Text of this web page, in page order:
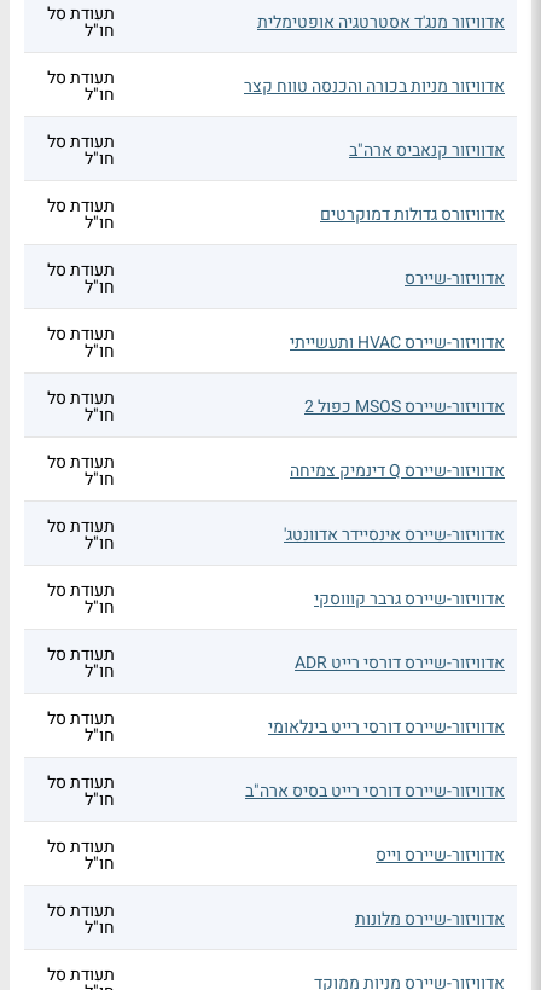
אדוויזור מנג'ד אסטרטגיה אופטימלית תעודת סל
חו"ל
אדוויזור מניות בכורה והכנסה טווח קצר תעודת סל
חו"ל
אדוויזור קנאביס ארה"ב תעודת סל
חו"ל
אדוויזורס גדולות דמוקרטים תעודת סל
חו"ל
אדוויזור-שיירס תעודת סל
חו"ל
אדוויזור-שיירס HVAC ותעשייתי תעודת סל
חו"ל
אדוויזור-שיירס MSOS כפול 2 תעודת סל
חו"ל
אדוויזור-שיירס Q דינמיק צמיחה תעודת סל
חו"ל
אדוויזור-שיירס אינסיידר אדוונטג' תעודת סל
חו"ל
אדוויזור-שיירס גרבר קוווסקי תעודת סל
חו"ל
אדוויזור-שיירס דורסי רייט ADR תעודת סל
חו"ל
אדוויזור-שיירס דורסי רייט בינלאומי תעודת סל
חו"ל
אדוויזור-שיירס דורסי רייט בסיס ארה"ב תעודת סל
חו"ל
אדוויזור-שיירס וייס תעודת סל
חו"ל
אדוויזור-שיירס מלונות תעודת סל
חו"ל
אדוויזור-שיירס מניות ממוקד תעודת סל